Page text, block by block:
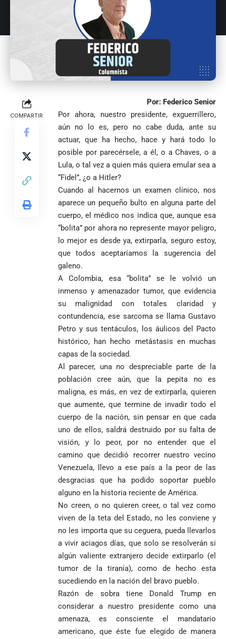
COMPARTIR
Por: Federico Senior
Por ahora, nuestro presidente, exguerrillero,
aún no lo es, pero no cabe duda, ante su
actuar, que ha hecho, hace y hará todo lo
posible por parecérsele, a él, o a Chaves, o a
Lula, o tal vez a quien más quiera emular sea a
“Fidel”, ¿o a Hitler?
Cuando al hacernos un examen clínico, nos
aparece un pequeño bulto en alguna parte del
cuerpo, el médico nos indica que, aunque esa
“bolita” por ahora no represente mayor peligro,
lo mejor es desde ya, extirparla, seguro estoy,
que todos aceptaríamos la sugerencia del
galeno.
A Colombia, esa “bolita” se le volvió un
inmenso y amenazador tumor, que evidencia
su malignidad con totales claridad y
contundencia, ese sarcoma se llama Gustavo
Petro y sus tentáculos, los áulicos del Pacto
histórico, han hecho metástasis en muchas
capas de la sociedad.
Al parecer, una no despreciable parte de la
población cree aún, que la pepita no es
maligna, es más, en vez de extirparla, quieren
que aumente, que termine de invadir todo el
cuerpo de la nación, sin pensar en que cada
uno de ellos, saldrá destruido por su falta de
visión, y lo peor, por no entender que el
camino que decidió recorrer nuestro vecino
Venezuela, llevo a ese país a la peor de las
desgracias que ha podido soportar pueblo
alguno en la historia reciente de América.
No creen, o no quieren creer, o tal vez como
viven de la teta del Estado, no les conviene y
no les importa que su ceguera, pueda llevarlos
a vivir aciagos días, que solo se resolverán si
algún valiente extranjero decide extirparlo (el
tumor de la tiranía), como de hecho esta
sucediendo en la nación del bravo pueblo.
Razón de sobra tiene Donald Trump en
considerar a nuestro presidente como una
amenaza, es consciente el mandatario
americano, que éste fue elegido de manera
Caninos de la
Policía
frustran envío
de 20 kilos de
cocaína
encomienda
1
denuncia
para asistir a
evento de
Medellín
durante
marcha del 1
de mayo
Fico Gutiérrez
demanda
nombramiento
Supersalud y
suspensión
inmediata del
cargo
Tribunal de
Antioquia
niega pérdida
de investidura
a concejales
de Medellín
Andrés
«Gury»
Rodríguez y
Damián Pérez
Tarso revive el
legado del beato
Gómez a 90 años
de su martirio
El papa León XIV
nombra al padre
Diego Luis Rendón
Urrea como nuevo
obispo de Jericó
Más de 700
afrodescendientes
y mestizos
campesinos
jornada académica
en Medellín
Diócesis de
Sonsón-Rionegro
tomadas en
templo de Guarne y
ordena acto de
desagravio
Falleció el padre
Humberto de
Jesús Hincapié
Álzate, reconocido
Diócesis de
Girardota, Párroco
Política
MÁS
Gustavo Petro
pide sacar a
de corrupción
y la llama
Manipuladora”
Iván Cepeda
reconoce el
preconteo,
pero pide
impugnar
33.000 mesas
y vigilar el
escrutinio
Gustavo Petro
afirma que “no
se puede
proclamar
presidente” y
pide esperar
los
escrutinios
oficiales
Abelardo de la
Espriella es
elegido
presidente de
Colombia tras
una histórica y
reñida
segunda
vuelta
Deportes
Luis Díaz
desata
redes por su
visita familiar
a Abelardo de
la Espriella
El golazo de
Sidny Lopes
Cabral de
Cabo Verde
ante Argentina
Mundial 2026
Costa de
Marfil
sorprende a
Ecuador en el
último suspiro
y acaba con su
invicto de 19
partidos
un empate
agónico ante
Países Bajos
en un vibrante
duelo
mundialista
Alemania no
Columnistas
La espada que
Petro usó para
MOTORES, LA
Pantalla & Dial.
Acoso sexual en
presidencial
presuntamente lo
Medellín: un
camino que no
abandonarse
LA POLICRISIS
COMO HERENCIA
Iglesia VER MÁS
Tarso revive el
legado del beato
Jesús Aníbal
Gómez a 90 años
de su martirio
El papa León XIV
nombra al padre
Diego Luis Rendón
Urrea como nuevo
Más de 700
estudiantes
afrodescendientes
y mestizos
campesinos
inician nueva
jornada académica
en Medellín
Cardenal Rueda
pide desarmar el
corazón para
construir juntos
una Colombia
reconciliada
Sonsón-Rionegro
rechaza fotos